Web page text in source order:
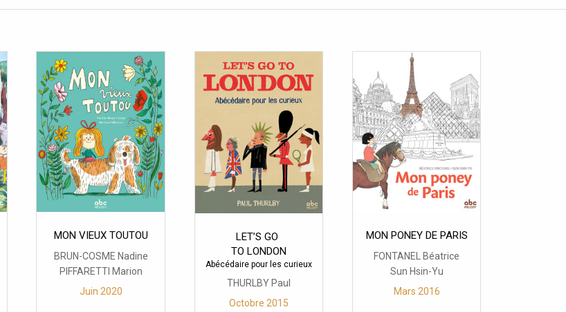
MON VIEUX TOUTOU
BRUN-COSME Nadine
PIFFARETTI Marion
Juin 2020
LET’S GO
TO LONDON
Abécédaire pour les curieux
THURLBY Paul
Octobre 2015
MON PONEY DE PARIS
FONTANEL Béatrice
Sun Hsin-Yu
Mars 2016